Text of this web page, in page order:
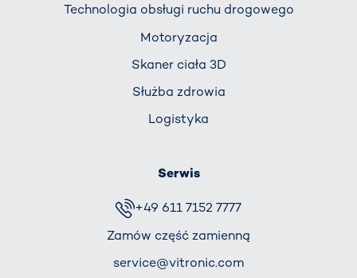
Technologia obsługi ruchu drogowego
Motoryzacja
Skaner ciała 3D
Służba zdrowia
Logistyka
Serwis
+49 611 7152 7777
Zamów część zamienną
service@vitronic.com